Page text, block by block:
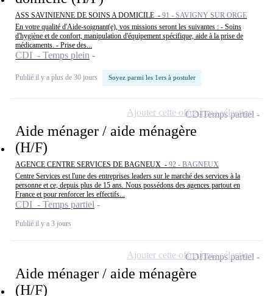
ASS SAVINIENNE DE SOINS A DOMICILE - 91 - SAVIGNY SUR ORGE
En votre qualité d'Aide-soignant(e), vos missions seront les suivantes : - Soins
d'hygiène et de confort, manipulation d'équipement spécifique, aide à la prise de
médicaments. - Prise des...
CDI - Temps plein
Publié il y a plus de 30 jours Soyez parmi les 1ers à postuler
Aide ménager / aide ménagère
(H/F)
AGENCE CENTRE SERVICES DE BAGNEUX - 92 - BAGNEUX
Centre Services est l'une des entreprises leaders sur le marché des services à la
personne et ce, depuis plus de 15 ans. Nous possédons des agences partout en
France et pour renforcer les effectifs...
CDI - Temps partiel
Publié il y a 3 jours
CDITemps partiel
Ajouter cette offre à ma sélection
Aide ménager / aide ménagère
(H/F)
CDITemps partiel
Ajouter cette offre à ma sélection